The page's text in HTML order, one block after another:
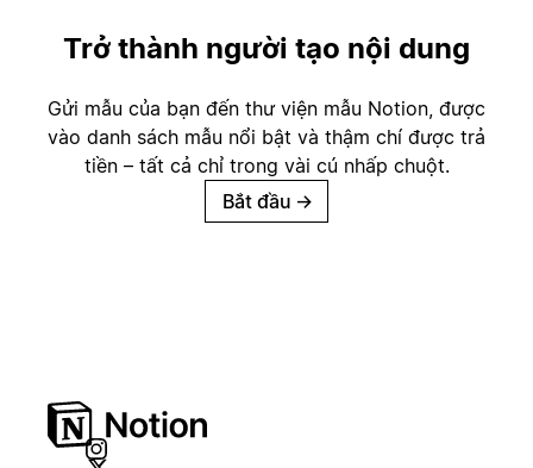
Trở thành người tạo nội dung
Gửi mẫu của bạn đến thư viện mẫu Notion, được
vào danh sách mẫu nổi bật và thậm chí được trả
tiền – tất cả chỉ trong vài cú nhấp chuột.
Bắt đầu →